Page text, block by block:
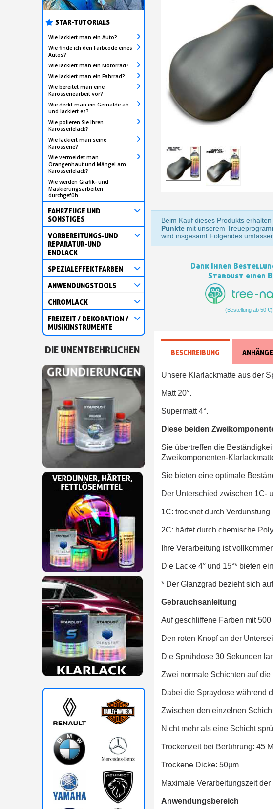
STAR-TUTORIALS
Wie lackiert man ein Auto?
Wie finde ich den Farbcode eines
Autos?
Wie lackiert man ein Motorrad?
Wie lackiert man ein Fahrrad?
Wie bereitet man eine
Karosseriearbeit vor?
Wie deckt man ein Gemälde ab
und lackiert es?
Wie polieren Sie Ihren
Karosserielack?
Wie lackiert man seine
Karosserie?
Wie vermeidet man
Orangenhaut und Mängel am
Karosserielack?
Wie werden Grafik- und
Maskierungsarbeiten
durchgefüh
FAHRZEUGE UND
SONSTIGES
VORBEREITUNGS-UND
REPARATUR-UND
ENDLACK
SPEZIALEFFEKTFARBEN
ANWENDUNGSTOOLS
CHROMLACK
FREIZEIT / DEKORATION /
MUSIKINSTRUMENTE
DIE UNENTBEHRLICHEN
Beim Kauf dieses Produkts erhalten
Punkte mit unserem
wird insgesamt Folgendes
Dank Ihrer
Stardust einen
(Bestellung ab 50 €)
BESCHREIBUNG ANHÄNGE
Unsere Klarlackmatte aus der
Matt 20°.
Supermatt 4°.
Diese beiden
Sie übertreffen die
Zweikomponenten-
Sie bieten eine optimale
Der Unterschied zwischen 1C-
1C: trocknet durch
2C: härtet durch chemische
Ihre Verarbeitung ist
Die Lacke 4° und 15°* bieten
* Der Glanzgrad bezieht sich
Gebrauchsanleitung
Auf geschliffene Farben mit 500
Den roten Knopf an der
Die Sprühdose 30 Sekunden
Zwei normale Schichten auf die
Dabei die Spraydose während
Zwischen den einzelnen
Nicht mehr als eine Schicht
Trockenzeit bei Berührung: 45
Trockene Dicke: 50µm
Maximale Verarbeitungszeit
Anwendungsbereich